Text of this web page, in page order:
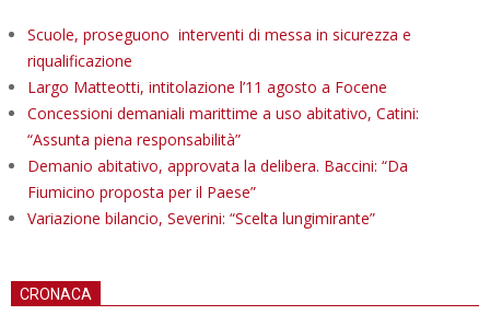
Scuole, proseguono interventi di messa in sicurezza e
riqualificazione
Largo Matteotti, intitolazione l’11 agosto a Focene
Concessioni demaniali marittime a uso abitativo, Catini:
“Assunta piena responsabilità”
Demanio abitativo, approvata la delibera. Baccini: “Da
Fiumicino proposta per il Paese”
Variazione bilancio, Severini: “Scelta lungimirante”
CRONACA